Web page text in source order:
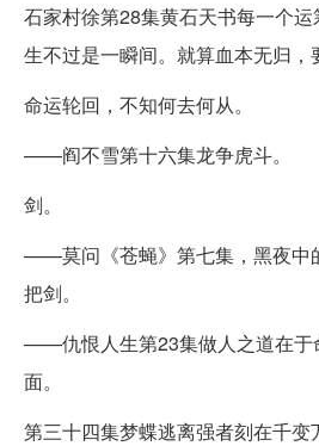
石家村徐第28集黄石天书每一个
生不过是一瞬间。就算血本无归，
命运轮回，不知何去何从。
——阎不雪第十六集龙争虎斗。
剑。
——莫问《苍蝇》第七集，黑夜中
把剑。
——仇恨人生第23集做人之道在于
面。
第三十四集梦蝶逃离强者刻在千变